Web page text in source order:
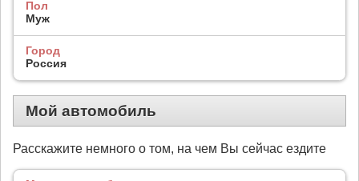
Пол
Муж
Город
Россия
Мой автомобиль
Расскажите немного о том, на чем Вы сейчас ездите